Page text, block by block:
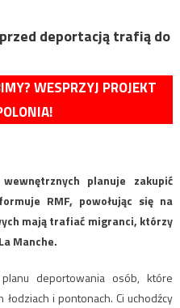
deportacją trafią do
WESPRZYJ PROJEKT
planuje zakupić
RMF, powołując się na
mają trafiać migranci, którzy
Manche.
deportowania osób, które
i pontonach. Ci uchodźcy